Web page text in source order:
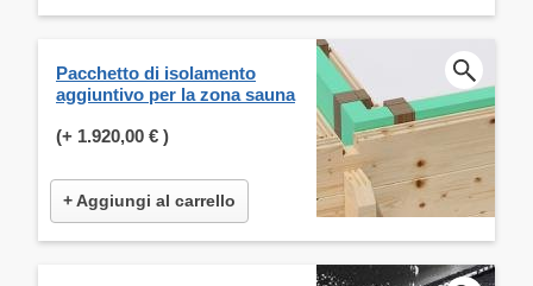
Pacchetto di isolamento
aggiuntivo per la zona sauna
(+ 1.920,00 € )
+ Aggiungi al carrello